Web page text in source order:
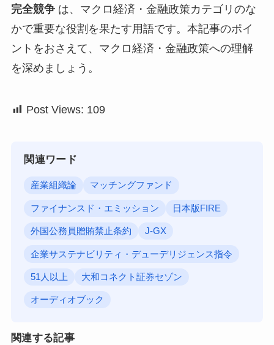
完全競争は、マクロ経済・金融政策カテゴリのな
かで重要な役割を果たす用語です。本記事のポイ
ントをおさえて、マクロ経済・金融政策への理解
を深めましょう。
Post Views: 109
関連ワード
産業組織論 マッチングファンド
ファイナンスド・エミッション 日本版FIRE
外国公務員贈賄禁止条約 J-GX
企業サステナビリティ・デューデリジェンス指令
51人以上 大和コネクト証券セゾン
オーディオブック
関連する記事